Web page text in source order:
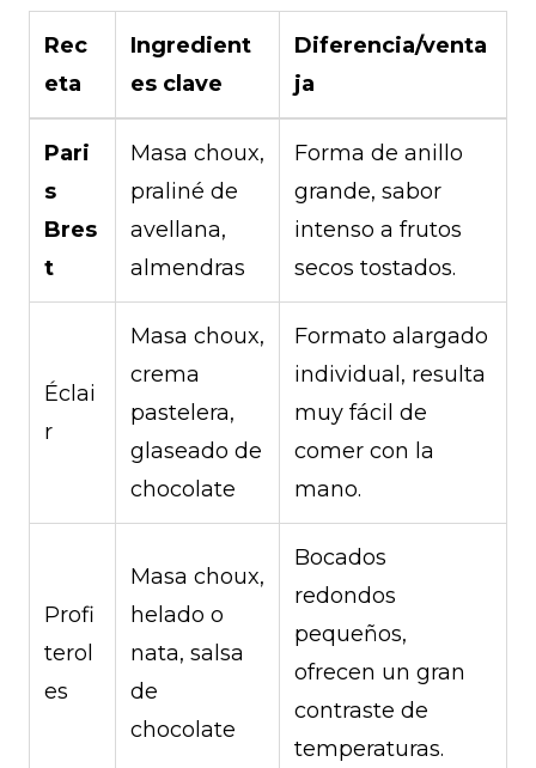
Rec
eta
Ingredient
es clave
Diferencia/venta
ja
Pari
s
Bres
t
Masa choux,
praliné de
avellana,
almendras
Forma de anillo
grande, sabor
intenso a frutos
secos tostados.
Éclai
r
Masa choux,
crema
pastelera,
glaseado de
chocolate
Formato alargado
individual, resulta
muy fácil de
comer con la
mano.
Profi
terol
es
Masa choux,
helado o
nata, salsa
de
chocolate
Bocados
redondos
pequeños,
ofrecen un gran
contraste de
temperaturas.